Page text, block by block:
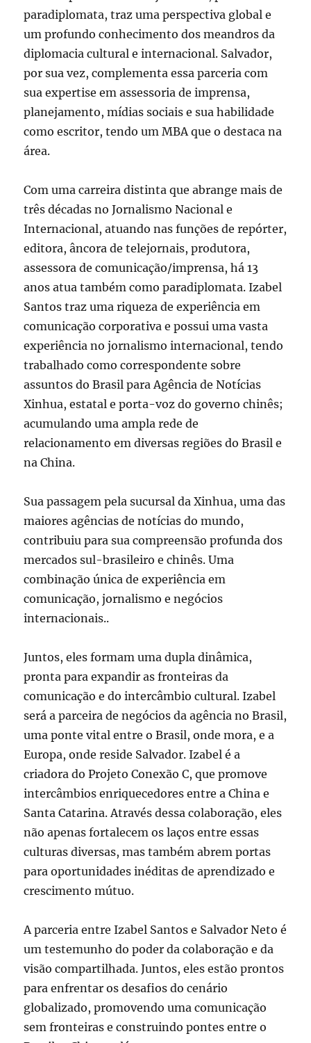
paradiplomata, traz uma perspectiva global e
um profundo conhecimento dos meandros da
diplomacia cultural e internacional. Salvador,
por sua vez, complementa essa parceria com
sua expertise em assessoria de imprensa,
planejamento, mídias sociais e sua habilidade
como escritor, tendo um MBA que o destaca na
área.
Com uma carreira distinta que abrange mais de
três décadas no Jornalismo Nacional e
Internacional, atuando nas funções de repórter,
editora, âncora de telejornais, produtora,
assessora de comunicação/imprensa, há 13
anos atua também como paradiplomata. Izabel
Santos traz uma riqueza de experiência em
comunicação corporativa e possui uma vasta
experiência no jornalismo internacional, tendo
trabalhado como correspondente sobre
assuntos do Brasil para Agência de Notícias
Xinhua, estatal e porta-voz do governo chinês;
acumulando uma ampla rede de
relacionamento em diversas regiões do Brasil e
na China.
Sua passagem pela sucursal da Xinhua, uma das
maiores agências de notícias do mundo,
contribuiu para sua compreensão profunda dos
mercados sul-brasileiro e chinês. Uma
combinação única de experiência em
comunicação, jornalismo e negócios
internacionais..
Juntos, eles formam uma dupla dinâmica,
pronta para expandir as fronteiras da
comunicação e do intercâmbio cultural. Izabel
será a parceira de negócios da agência no Brasil,
uma ponte vital entre o Brasil, onde mora, e a
Europa, onde reside Salvador. Izabel é a
criadora do Projeto Conexão C, que promove
intercâmbios enriquecedores entre a China e
Santa Catarina. Através dessa colaboração, eles
não apenas fortalecem os laços entre essas
culturas diversas, mas também abrem portas
para oportunidades inéditas de aprendizado e
crescimento mútuo.
A parceria entre Izabel Santos e Salvador Neto é
um testemunho do poder da colaboração e da
visão compartilhada. Juntos, eles estão prontos
para enfrentar os desafios do cenário
globalizado, promovendo uma comunicação
sem fronteiras e construindo pontes entre o